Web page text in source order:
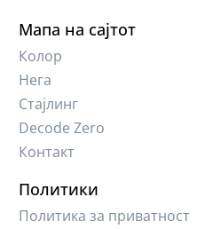
Мапа на сајтот
Колор
Нега
Стајлинг
Decode Zero
Контакт
Политики
Политика за приватност